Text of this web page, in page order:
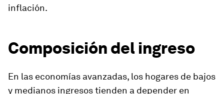
inflación.
Composición del ingreso
En las economías avanzadas, los hogares de bajos
y medianos ingresos tienden a depender en